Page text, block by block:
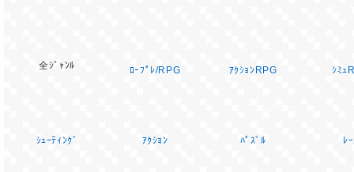
全ｼﾞｬﾝﾙ ﾛｰﾌﾟﾚ/RPG ｱｸｼｮﾝRPG ｼﾐｭ
ｼｭｰﾃｨﾝｸﾞ ｱｸｼｮﾝ ﾊﾟｽﾞﾙ ﾚ